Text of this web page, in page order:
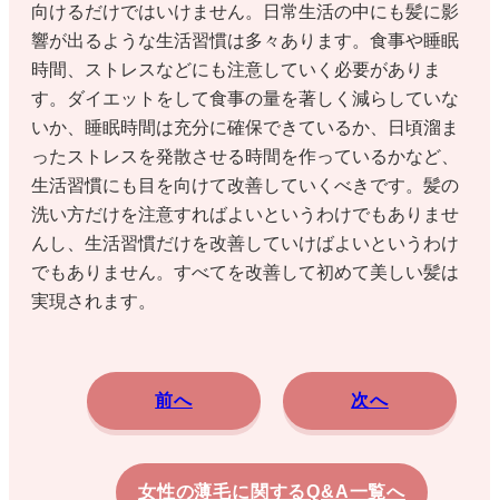
向けるだけではいけません。日常生活の中にも髪に影
響が出るような生活習慣は多々あります。食事や睡眠
時間、ストレスなどにも注意していく必要がありま
す。ダイエットをして食事の量を著しく減らしていな
いか、睡眠時間は充分に確保できているか、日頃溜ま
ったストレスを発散させる時間を作っているかなど、
生活習慣にも目を向けて改善していくべきです。髪の
洗い方だけを注意すればよいというわけでもありませ
んし、生活習慣だけを改善していけばよいというわけ
でもありません。すべてを改善して初めて美しい髪は
実現されます。
前へ
女性の薄毛に関するQ&A一覧へ
次へ